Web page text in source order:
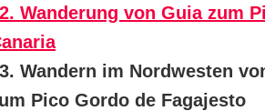
Wanderung von Guia zum
Wandern im Nordwesten
Pico Gordo de Fagajesto